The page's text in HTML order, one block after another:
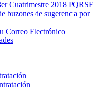
Cuatrimestre 2018 PQRSF
buzones de sugerencia por
Correo Electrónico